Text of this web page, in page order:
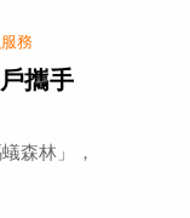
務
攜手
森林」，